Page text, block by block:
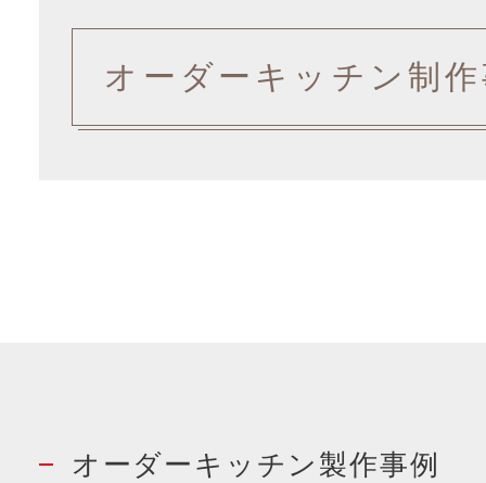
オーダーキッチン制
オーダーキッチン製作事例